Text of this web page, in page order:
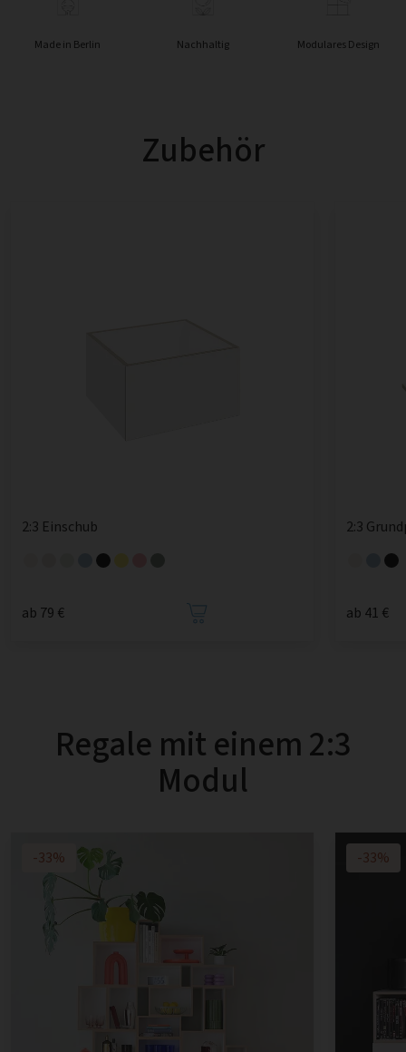
Made in Berlin Nachhaltig Modulares Design
Zubehör
2:3 Einschub
ab 79 €
2:3
ab 41 €
Regale mit einem 2:3
Modul
-33% -33%